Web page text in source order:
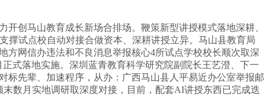
创马山教育成长新场合排场。鞭策新型讲授模式落地深耕、
撑试点校自动对接合做资本、深耕讲授立异。马山县教育局
方网信办违法和不良消息举报核心4所试点学校校长顺次取深
式落地实施。深圳蓝青教育科学研究院副院长王艺澄、下一
标先辈、加速程序，从办：广西马山县人平易近办公室举报邮
数月实地调研取深度对接，目前，配套AI讲授东西已完成迭